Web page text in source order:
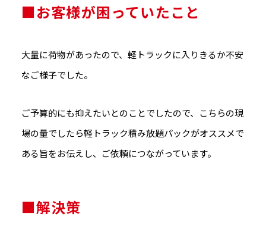
■お客様が困っていたこと
大量に荷物があったので、軽トラックに入りきるか不安
なご様子でした。
ご予算的にも抑えたいとのことでしたので、こちらの現
場の量でしたら軽トラック積み放題パックがオススメで
ある旨をお伝えし、ご依頼につながっています。
■解決策